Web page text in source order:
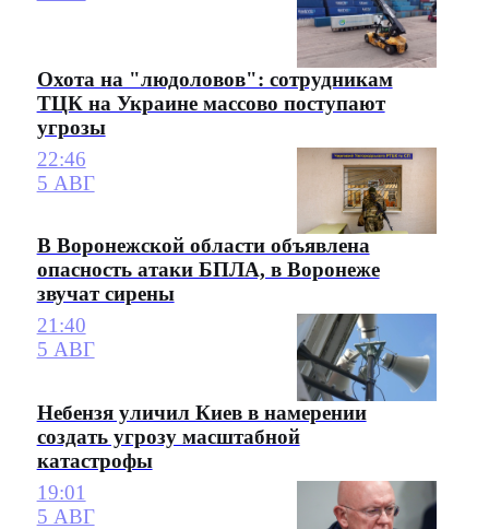
Охота на "людоловов": сотрудникам
ТЦК на Украине массово поступают
угрозы
22:46
5 АВГ
В Воронежской области объявлена
опасность атаки БПЛА, в Воронеже
звучат сирены
21:40
5 АВГ
Небензя уличил Киев в намерении
создать угрозу масштабной
катастрофы
19:01
5 АВГ